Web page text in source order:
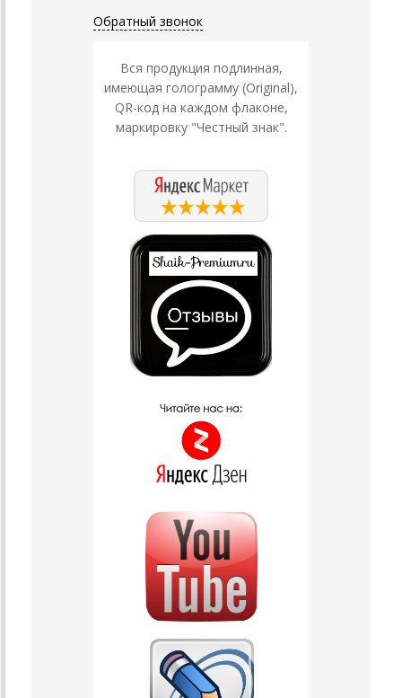
Обратный звонок
Вся продукция подлинная,
имеющая голограмму (Original),
QR-код на каждом флаконе,
маркировку "Честный знак".